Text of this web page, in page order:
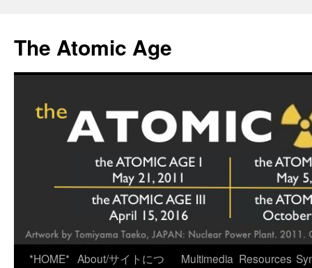
content
The Atomic Age
*HOME* About/サイトにつ
Multimedia Resources